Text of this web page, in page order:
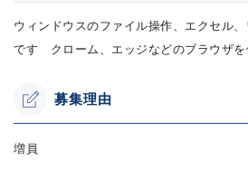
ウィンドウスのファイル操作、エクセル
です クローム、エッジなどのブラウザを
募集理由
増員